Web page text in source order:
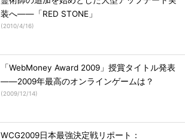
装へ――「RED STONE」
(2010/4/16)
「WebMoney Award 2009」授賞タイトル発表
――2009年最高のオンラインゲームは？
(2009/12/14)
WCG2009日本最強決定戦リポート：